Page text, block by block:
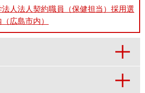
人法人契約職員（保健担当）採用選
広島市内）